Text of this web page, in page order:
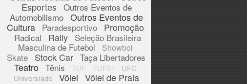
Esportes Outros Eventos de
Automobilismo Outros Eventos de
Cultura
Paradesportivo Promoção
Radical Rally Seleção Brasileira
Masculina de Futebol
Showbol
Skate Stock Car Taça Libertadores
Teatro Tênis TUF TUF31
UFC
Universíade
Vôlei Vôlei de Praia